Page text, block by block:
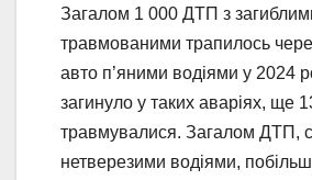
Загалом 1 000 ДТП з
травмованими трапилось
авто п’яними водіями у 2024
загинуло у таких аваріях, ще
травмувалися. Загалом ДТП,
нетверезими водіями,